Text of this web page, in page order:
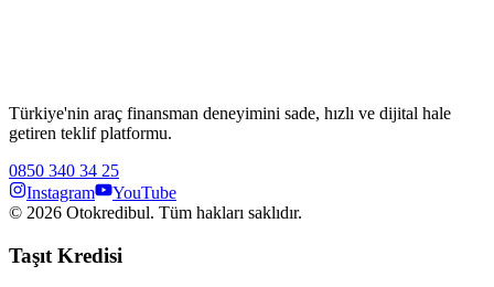
Türkiye'nin araç finansman deneyimini sade, hızlı ve dijital hale
getiren teklif platformu.
0850 340 34 25
Instagram
YouTube
© 2026 Otokredibul. Tüm hakları saklıdır.
Taşıt Kredisi